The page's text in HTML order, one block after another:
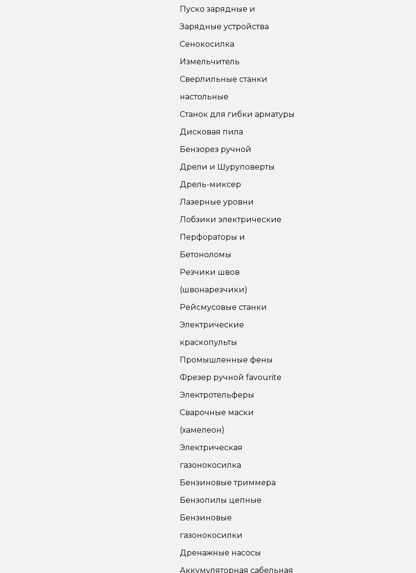
Пуско зарядные и
Зарядные устройства
Сенокосилка
Измельчитель
Сверлильные станки
настольные
Станок для гибки арматуры
Дисковая пила
Бензорез ручной
Дрели и Шуруповерты
Дрель-миксер
Лазерные уровни
Лобзики электрические
Перфораторы и
Бетоноломы
Резчики швов
(швонарезчики)
Рейсмусовые станки
Электрические
краскопульты
Промышленные фены
Фрезер ручной favourite
Электротельферы
Сварочные маски
(хамелеон)
Электрическая
газонокосилка
Бензиновые триммера
Бензопилы цепные
Бензиновые
газонокосилки
Дренажные насосы
Аккумуляторная сабельная